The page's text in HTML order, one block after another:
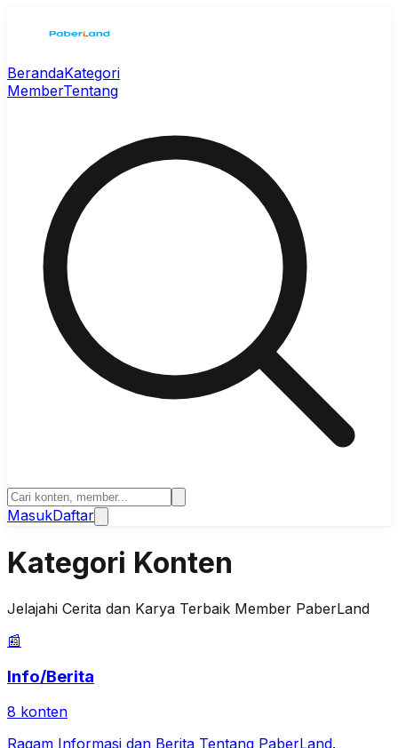
BerandaKategori
MemberTentang
MasukDaftar
Kategori Konten
Jelajahi Cerita dan Karya Terbaik Member PaberLand
📰
Info/Berita
8 konten
Ragam Informasi dan Berita Tentang PaberLand.